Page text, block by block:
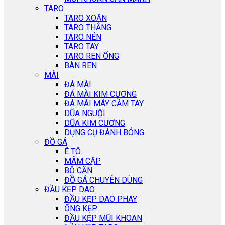
TARO
TARO XOẮN
TARO THẲNG
TARO NÉN
TARO TAY
TARO REN ỐNG
BÀN REN
MÀI
ĐÁ MÀI
ĐÁ MÀI KIM CƯƠNG
ĐÁ MÀI MÁY CẦM TAY
DŨA NGUỘI
DŨA KIM CƯƠNG
DỤNG CỤ ĐÁNH BÓNG
ĐỒ GÁ
Ê TÔ
MÂM CẶP
BỘ CĂN
ĐỒ GÁ CHUYÊN DÙNG
ĐẦU KẸP DAO
ĐẦU KẸP DAO PHAY
ỐNG KẸP
ĐẦU KẸP MŨI KHOAN